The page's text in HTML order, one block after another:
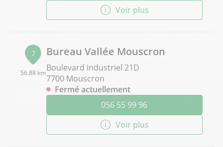
Voir plus
7
56.88 km
Bureau Vallée Mouscron
Boulevard industriel 21D
7700 Mouscron
Fermé actuellement
056 55 99 96
Voir plus